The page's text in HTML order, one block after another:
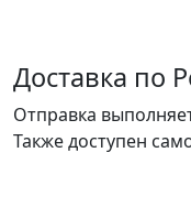
Доставка по
Отправка
Также доступен